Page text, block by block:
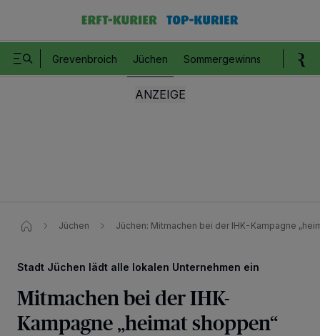
Grevenbroich Jüchen Sommergewinnspiel
Jüchen Jüchen: Mitmachen bei der IHK-Kampagne
Stadt Jüchen lädt alle lokalen Unternehmen ein
Mitmachen bei der IHK-
Kampagne „heimat shoppen“